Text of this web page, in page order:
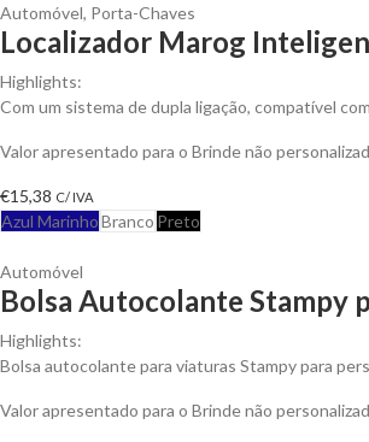
Automóvel, Porta-Chaves
Localizador Marog
Highlights:
Com um sistema de dupla ligação, compatível
Valor apresentado para o Brinde não
€15,38 C/ IVA
Azul MarinhoBranco Preto
Automóvel
Bolsa Autocolante Stampy
Highlights:
Bolsa autocolante para viaturas Stampy para
Valor apresentado para o Brinde não